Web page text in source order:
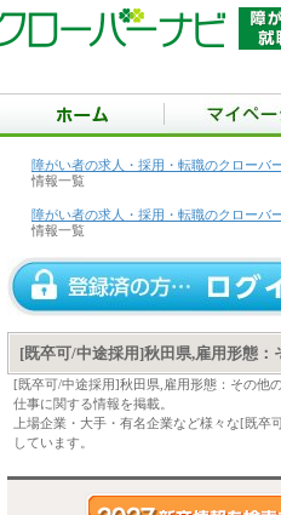
障がい者の求人・採用・転職のクローバ
情報一覧
障がい者の求人・採用・転職のクローバ
情報一覧
[既卒可/中途採用]秋田県,雇用形態
[既卒可/中途採用]秋田県,雇用形態：その他
仕事に関する情報を掲載。
上場企業・大手・有名企業など様々な[既
しています。